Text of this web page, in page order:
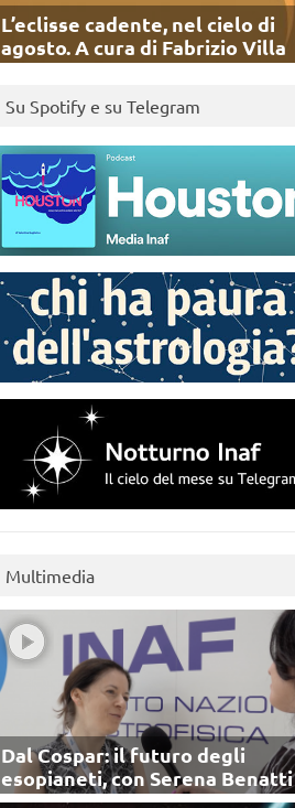
L’eclisse cadente, nel cielo di
agosto. A cura di Fabrizio Villa
Su Spotify e su Telegram
Multimedia
Dal Cospar: il futuro degli
esopianeti, con Serena Benatti